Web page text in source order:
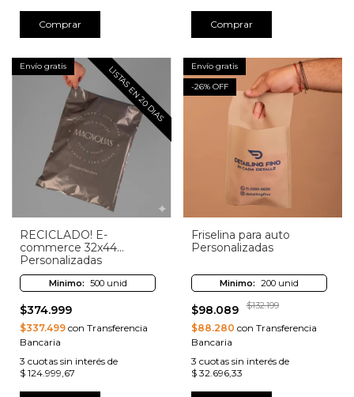
Comprar Comprar
Envío gratis LISTAS EN 20 DIAS
RECICLADO! E-
commerce 32x44
Personalizadas
Minimo: 500 unid
$374.999
$337.499 con Transferencia
Bancaria
3 cuotas sin interés de
$ 124.999,67
Envío gratis
-26% OFF
Friselina para auto
Personalizadas
Minimo: 200 unid
$98.089 $132.199
$88.280 con Transferencia
Bancaria
3 cuotas sin interés de
$ 32.696,33